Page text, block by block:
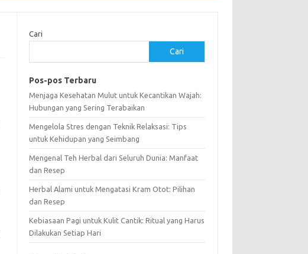
Cari
Cari
Pos-pos Terbaru
Menjaga Kesehatan Mulut untuk Kecantikan Wajah:
Hubungan yang Sering Terabaikan
Mengelola Stres dengan Teknik Relaksasi: Tips
untuk Kehidupan yang Seimbang
Mengenal Teh Herbal dari Seluruh Dunia: Manfaat
dan Resep
Herbal Alami untuk Mengatasi Kram Otot: Pilihan
dan Resep
Kebiasaan Pagi untuk Kulit Cantik: Ritual yang Harus
Dilakukan Setiap Hari